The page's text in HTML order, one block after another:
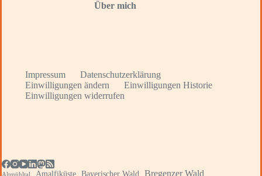
Über mich
Impressum
Datenschutzerklärung
Einwilligungen ändern
Einwilligungen Historie
Einwilligungen widerrufen
Amalfiküste Bayerischer Wald Bregenzer Wald